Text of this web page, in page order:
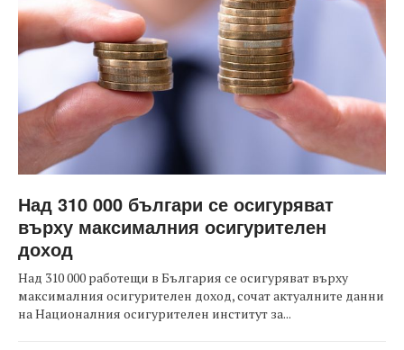
Над 310 000 българи се осигуряват
върху максималния осигурителен
доход
Над 310 000 работещи в България се осигуряват върху
максималния осигурителен доход, сочат актуалните данни
на Националния осигурителен институт за...